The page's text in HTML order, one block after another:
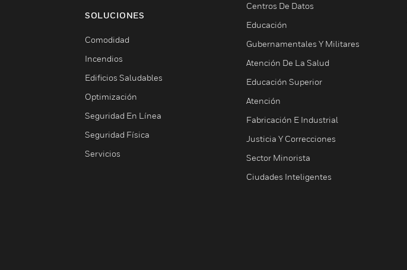
SOLUCIONES
Comodidad
Incendios
Edificios Saludables
Optimización
Seguridad En Línea
Seguridad Física
Servicios
Centros De Datos
Educación
Gubernamentales Y Militares
Atención De La Salud
Educación Superior
Atención
Fabricación E Industrial
Justicia Y Correcciones
Sector Minorista
Ciudades Inteligentes